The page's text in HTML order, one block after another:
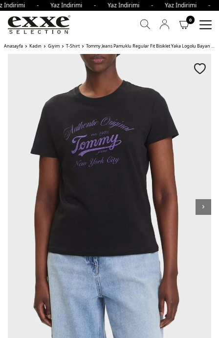
- Yaz İndirimi - Yaz İndirimi - Yaz
0
Anasayfa Kadın Giyim T-Shirt Tommy Jeans Pamuklu Regular Fit Bisiklet Yaka Logolu Bayan T Shirt BDS